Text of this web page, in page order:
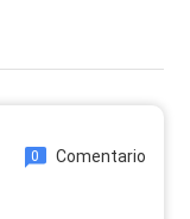
0 Comentario